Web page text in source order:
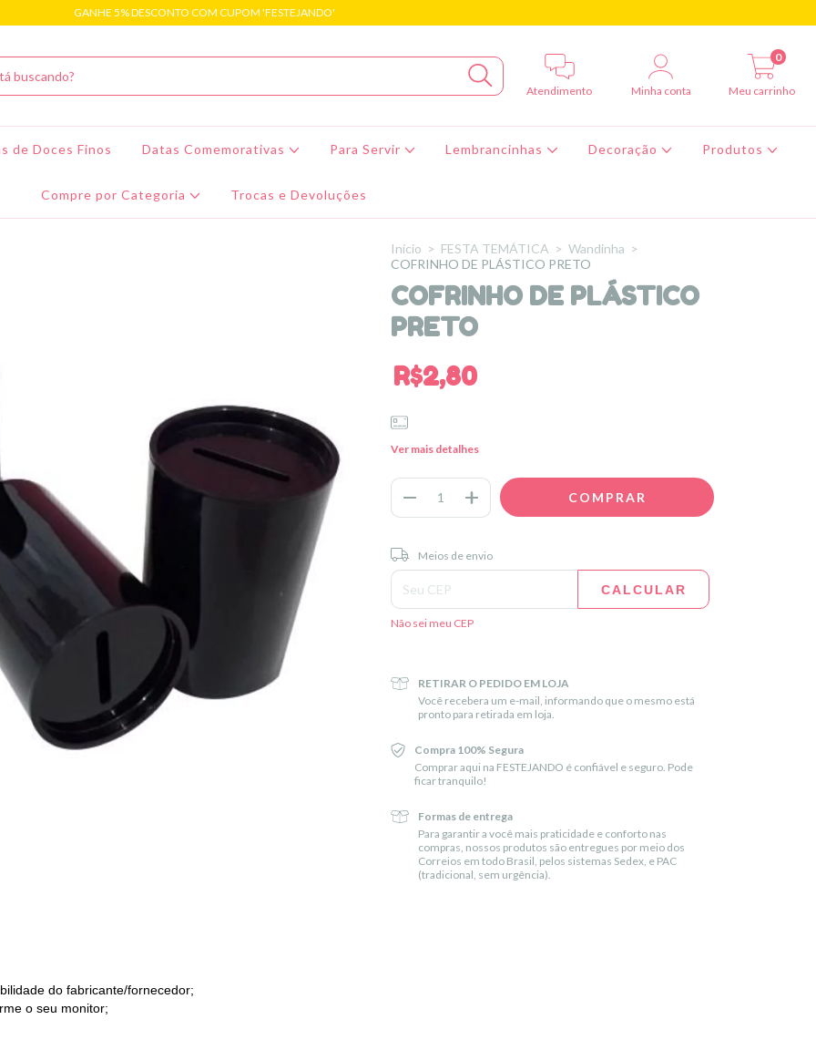
GANHE 5% DESCONTO COM CUPOM 'FESTEJANDO'
Atendimento Minha conta Meu carrinho
0
de Doces Finos Datas Comemorativas Para Servir Lembrancinhas Decoração Produtos
Compre por Categoria Trocas e Devoluções
do fabricante/fornecedor;
o seu monitor;
Início > FESTA TEMÁTICA > Wandinha >
COFRINHO DE PLÁSTICO PRETO
COFRINHO DE PLÁSTICO
PRETO
R$2,80
Ver mais detalhes
Entregas para o CEP:
Meios de envio
CALCULAR
Não sei meu CEP
RETIRAR O PEDIDO EM LOJA
Você recebera um e-mail, informando que o mesmo está
pronto para retirada em loja.
Compra 100% Segura
Comprar aqui na FESTEJANDO é confiável e seguro. Pode
ficar tranquilo!
Formas de entrega
Para garantir a você mais praticidade e conforto nas
compras, nossos produtos são entregues por meio dos
Correios em todo Brasil, pelos sistemas Sedex, e PAC
(tradicional, sem urgência).